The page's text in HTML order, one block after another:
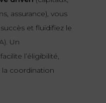
assurance), vous
et fluidifiez le
Un
l’éligibilité,
la coordination